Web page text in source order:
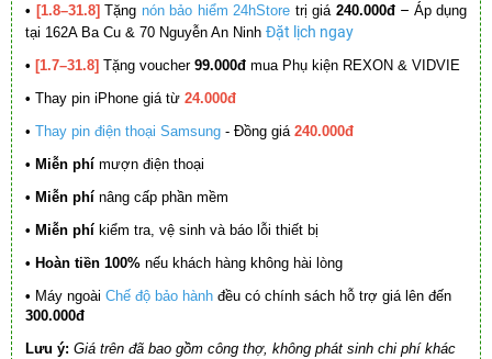
• [1.8–31.8] Tặng nón bảo hiểm 24hStore trị giá 240.000đ – Áp dụng
tại 162A Ba Cu & 70 Nguyễn An Ninh Đặt lịch ngay
• [1.7–31.8] Tặng voucher 99.000đ mua Phụ kiện REXON & VIDVIE
• Thay pin iPhone giá từ 24.000đ
• Thay pin điện thoại Samsung - Đồng giá 240.000đ
• Miễn phí mượn điện thoại
• Miễn phí nâng cấp phần mềm
• Miễn phí kiểm tra, vệ sinh và báo lỗi thiết bị
• Hoàn tiền 100% nếu khách hàng không hài lòng
• Máy ngoài Chế độ bảo hành đều có chính sách hỗ trợ giá lên đến
300.000đ
Lưu ý: Giá trên đã bao gồm công thợ, không phát sinh chi phí khác